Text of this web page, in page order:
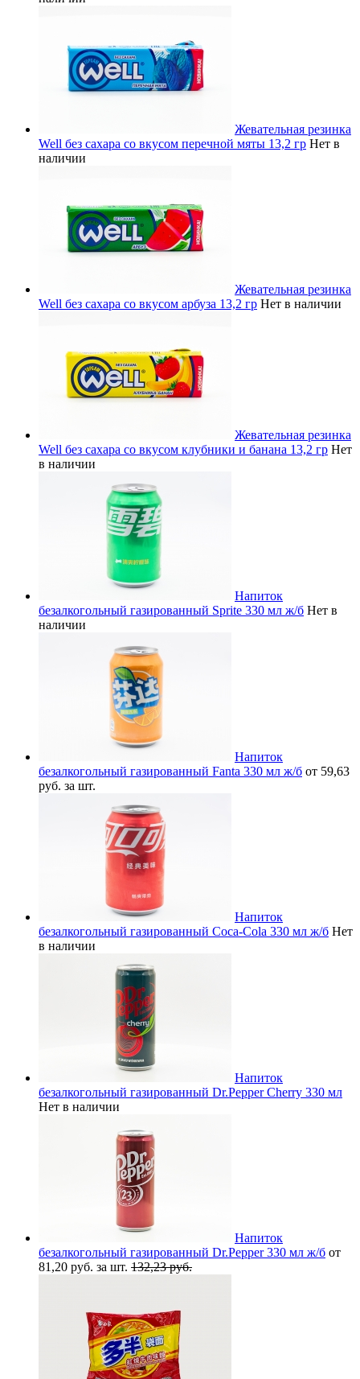
Жевательная резинка
Well без сахара со вкусом перечной мяты 13,2 гр Нет в
наличии
Жевательная резинка
Well без сахара со вкусом арбуза 13,2 гр Нет в наличии
Жевательная резинка
Well без сахара со вкусом клубники и банана 13,2 гр Нет
в наличии
Напиток
безалкогольный газированный Sprite 330 мл ж/б Нет в
наличии
Напиток
безалкогольный газированный Fanta 330 мл ж/б от 59,63
руб. за шт.
Напиток
безалкогольный газированный Coca-Cola 330 мл ж/б Нет
в наличии
Напиток
безалкогольный газированный Dr.Pepper Cherry 330 мл
Нет в наличии
Напиток
безалкогольный газированный Dr.Pepper 330 мл ж/б от
81,20 руб. за шт. 132,23 руб.